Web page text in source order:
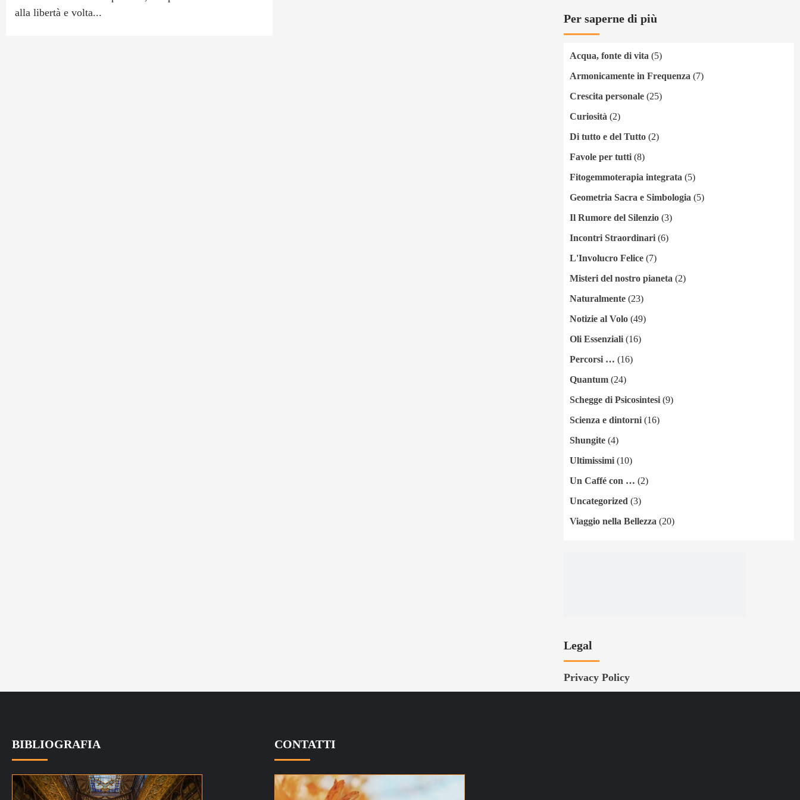
alla libertà e volta...
Per saperne di più
Acqua, fonte di vita(5)
Armonicamente in Frequenza(7)
Crescita personale(25)
Curiosità(2)
Di tutto e del Tutto(2)
Favole per tutti(8)
Fitogemmoterapia integrata(5)
Geometria Sacra e Simbologia(5)
Il Rumore del Silenzio(3)
Incontri Straordinari(6)
L'Involucro Felice(7)
Misteri del nostro pianeta(2)
Naturalmente(23)
Notizie al Volo(49)
Oli Essenziali(16)
Percorsi … (16)
Quantum(24)
Schegge di Psicosintesi(9)
Scienza e dintorni(16)
Shungite(4)
Ultimissimi(10)
Un Caffé con … (2)
Uncategorized(3)
Viaggio nella Bellezza(20)
Legal
Privacy Policy
BIBLIOGRAFIA CONTATTI